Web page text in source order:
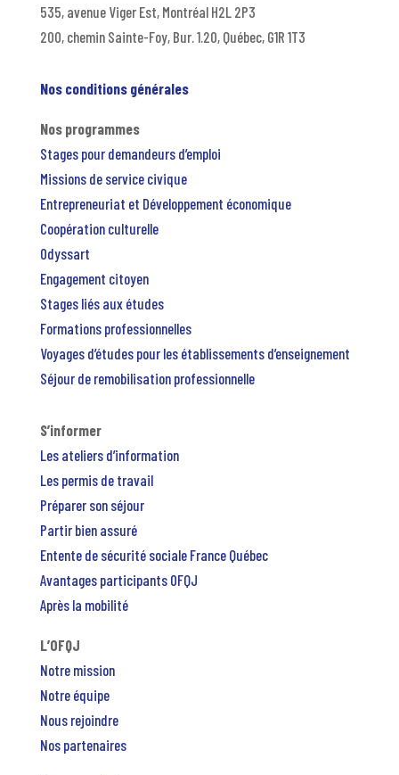
535, avenue Viger Est, Montréal H2L 2P3
200, chemin Sainte-Foy, Bur. 1.20, Québec, G1R 1T3
Nos conditions générales
Nos programmes
Stages pour demandeurs d’emploi
Missions de service civique
Entrepreneuriat et Développement économique
Coopération culturelle
Odyssart
Engagement citoyen
Stages liés aux études
Formations professionnelles
Voyages d’études pour les établissements d’enseignement
Séjour de remobilisation professionnelle
S’informer
Les ateliers d’information
Les permis de travail
Préparer son séjour
Partir bien assuré
Entente de sécurité sociale France Québec
Avantages participants OFQJ
Après la mobilité
L’OFQJ
Notre mission
Notre équipe
Nous rejoindre
Nos partenaires